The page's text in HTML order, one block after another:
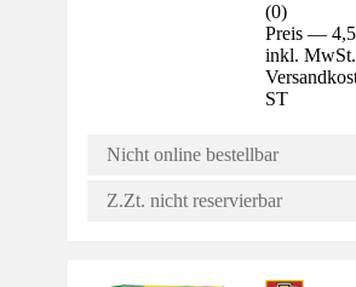
(0)
Preis —
inkl.
ST
Nicht online bestellbar
Z.Zt. nicht reservierbar